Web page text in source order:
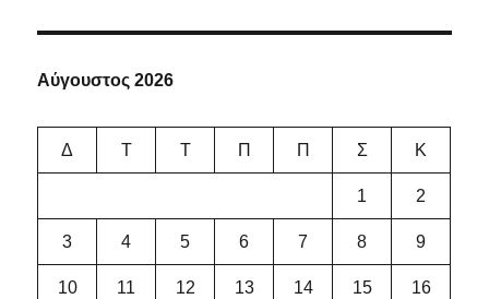
Αύγουστος 2026
Δ Τ Τ Π Π Σ Κ
1 2
3 4 5 6 7 8 9
10 11 12 13 14 15 16